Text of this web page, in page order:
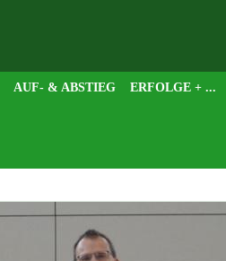
AUF- & ABSTIEG ERFOLGE + ...